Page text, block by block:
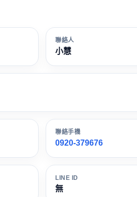
聯絡人
小慧
聯絡手機
0920-379676
LINE ID
無